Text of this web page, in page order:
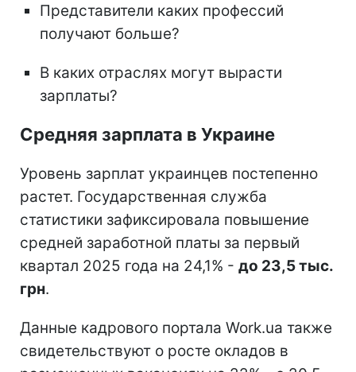
Представители каких профессий
получают больше?
В каких отраслях могут вырасти
зарплаты?
Средняя зарплата в Украине
Уровень зарплат украинцев постепенно
растет. Государственная служба
статистики зафиксировала повышение
средней заработной платы за первый
квартал 2025 года на 24,1% - до 23,5 тыс.
грн.
Данные кадрового портала Work.ua также
свидетельствуют о росте окладов в